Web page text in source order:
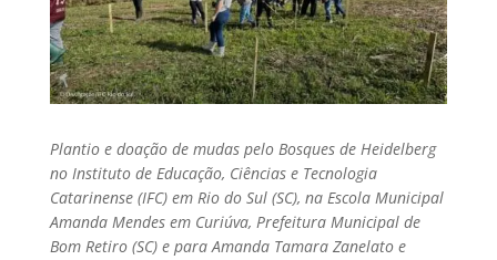
Plantio e doação de mudas pelo Bosques de Heidelberg
no Instituto de Educação, Ciências e Tecnologia
Catarinense (IFC) em Rio do Sul (SC), na Escola Municipal
Amanda Mendes em Curiúva, Prefeitura Municipal de
Bom Retiro (SC) e para Amanda Tamara Zanelato e